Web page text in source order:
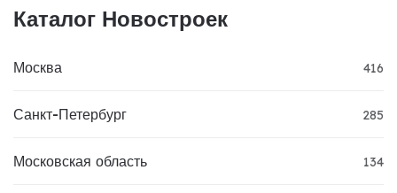
Каталог Новостроек
Москва 416
Санкт-Петербург 285
Московская область 134